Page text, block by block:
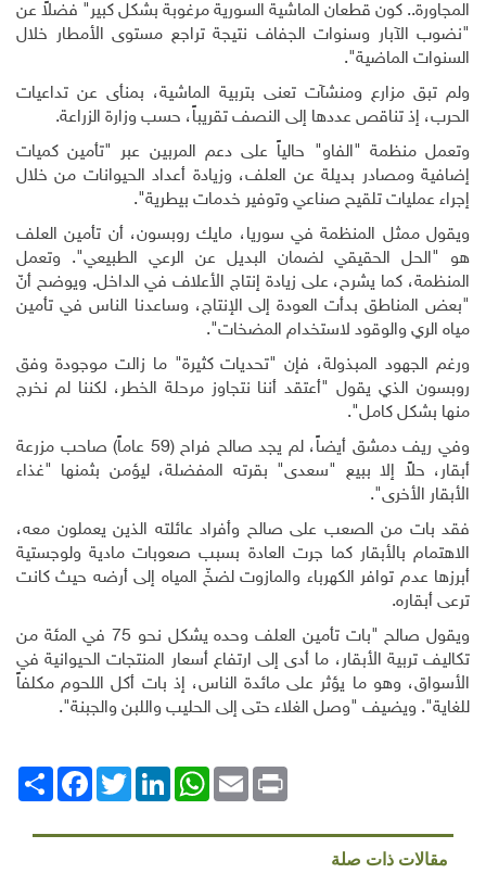
المجاورة.. كون قطعان الماشية السورية مرغوبة بشكل كبير" فضلاً عن
"نضوب الآبار وسنوات الجفاف نتيجة تراجع مستوى الأمطار خلال
السنوات الماضية".
ولم تبق مزارع ومنشآت تعنى بتربية الماشية، بمنأى عن تداعيات
الحرب، إذ تناقص عددها إلى النصف تقريباً، حسب وزارة الزراعة.
وتعمل منظمة "الفاو" حالياً على دعم المربين عبر "تأمين كميات
إضافية ومصادر بديلة عن العلف، وزيادة أعداد الحيوانات من خلال
إجراء عمليات تلقيح صناعي وتوفير خدمات بيطرية".
ويقول ممثل المنظمة في سوريا، مايك روبسون، أن تأمين العلف
هو "الحل الحقيقي لضمان البديل عن الرعي الطبيعي". وتعمل
المنظمة، كما يشرح، على زيادة إنتاج الأعلاف في الداخل. ويوضح أنّ
"بعض المناطق بدأت العودة إلى الإنتاج، وساعدنا الناس في تأمين
مياه الري والوقود لاستخدام المضخات".
ورغم الجهود المبذولة، فإن "تحديات كثيرة" ما زالت موجودة وفق
روبسون الذي يقول "أعتقد أننا نتجاوز مرحلة الخطر، لكننا لم نخرج
منها بشكل كامل".
وفي ريف دمشق أيضاً، لم يجد صالح فراح (59 عاماً) صاحب مزرعة
أبقار، حلاً إلا ببيع "سعدى" بقرته المفضلة، ليؤمن بثمنها "غذاء
الأبقار الأخرى".
فقد بات من الصعب على صالح وأفراد عائلته الذين يعملون معه،
الاهتمام بالأبقار كما جرت العادة بسبب صعوبات مادية ولوجستية
أبرزها عدم توافر الكهرباء والمازوت لضخّ المياه إلى أرضه حيث كانت
ترعى أبقاره.
ويقول صالح "بات تأمين العلف وحده يشكل نحو 75 في المئة من
تكاليف تربية الأبقار، ما أدى إلى ارتفاع أسعار المنتجات الحيوانية في
الأسواق، وهو ما يؤثر على مائدة الناس، إذ بات أكل اللحوم مكلفاً
للغاية". ويضيف "وصل الغلاء حتى إلى الحليب واللبن والجبنة".
انشر
FacebookTwitterLinkedIn
WhatsAppEmail Print
مقالات ذات صلة